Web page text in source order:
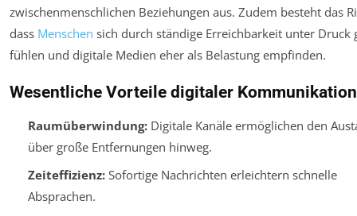
zwischenmenschlichen Beziehungen aus. Zudem besteht das
dass Menschen sich durch ständige Erreichbarkeit unter Druck
fühlen und digitale Medien eher als Belastung empfinden.
Wesentliche Vorteile digitaler Kommunikation
Raumüberwindung:Digitale Kanäle ermöglichen den
über große Entfernungen hinweg.
Zeiteffizienz:Sofortige Nachrichten erleichtern schnelle
Absprachen.